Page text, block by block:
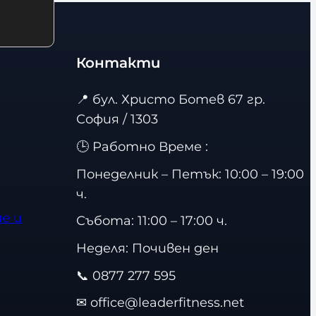
и
Контакти
📍 бул. Христо Ботев 67 гр.
София / 1303
🕒 Работно Време :
Понеделник – Петък: 10:00 – 19:00
ч.
Събота: 11:00 – 17:00 ч.
Неделя: Почивен ден
📞 0877 277 595
✉ office@leaderfitness.net